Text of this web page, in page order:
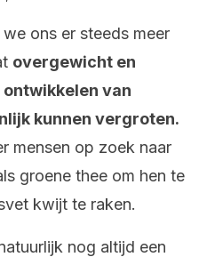
ons er steeds meer
overgewicht en
ontwikkelen van
kunnen vergroten.
mensen op zoek naar
groene thee om hen te
kwijt te raken.
nog altijd een